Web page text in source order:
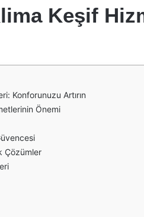
Keşif
Konforunuzu Artırın
Önemi
Çözümler